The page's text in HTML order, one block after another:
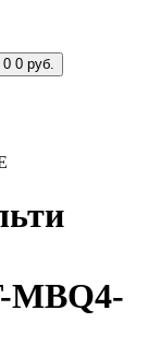
0 0 руб.
MBQ4-